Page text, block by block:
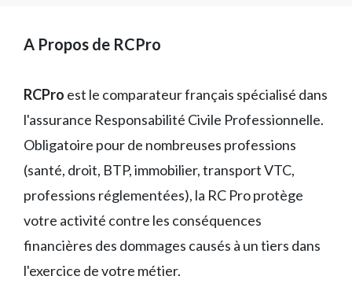
A Propos de RCPro
RCPro est le comparateur français spécialisé dans
l'assurance Responsabilité Civile Professionnelle.
Obligatoire pour de nombreuses professions
(santé, droit, BTP, immobilier, transport VTC,
professions réglementées), la RC Pro protège
votre activité contre les conséquences
financières des dommages causés à un tiers dans
l'exercice de votre métier.